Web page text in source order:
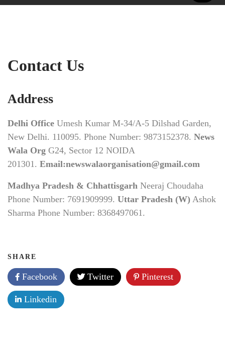
Contact Us
Address
Delhi Office Umesh Kumar M-34/A-5 Dilshad Garden,
New Delhi. 110095. Phone Number: 9873152378. News
Wala Org G24, Sector 12 NOIDA
201301. Email:newswalaorganisation@gmail.com
Madhya Pradesh & Chhattisgarh Neeraj Choudaha
Phone Number: 7691909999. Uttar Pradesh (W) Ashok
Sharma Phone Number: 8368497061.
SHARE
Facebook Twitter Pinterest
Linkedin